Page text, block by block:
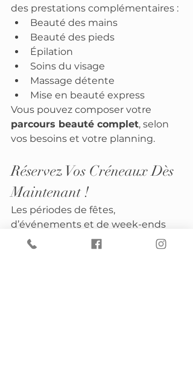
des prestations complémentaires :
Beauté des mains
Beauté des pieds
Épilation
Soins du visage
Massage détente
Mise en beauté express
Vous pouvez composer votre
parcours beauté complet, selon
vos besoins et votre planning.
Réservez Vos Créneaux Dès
Maintenant !
Les périodes de fêtes,
d’événements et de week-ends
sont
très demandées
. Pour être
sûre d’obtenir votre créneau pour